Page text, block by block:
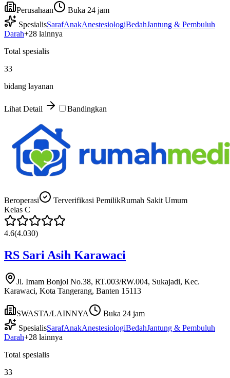
Perusahaan
Buka 24 jam
SpesialisSarafAnakAnestesiologiBedahJantung & Pembuluh
Darah+28 lainnya
Total spesialis
33
bidang layanan
Lihat Detail Bandingkan
Beroperasi Terverifikasi PemilikRumah Sakit Umum
Kelas C
4.6(4.030)
RS Sari Asih Karawaci
Jl. Imam Bonjol No.38, RT.003/RW.004, Sukajadi, Kec.
Karawaci, Kota Tangerang, Banten 15113
SWASTA/LAINNYA
Buka 24 jam
SpesialisSarafAnakAnestesiologiBedahJantung & Pembuluh
Darah+28 lainnya
Total spesialis
33